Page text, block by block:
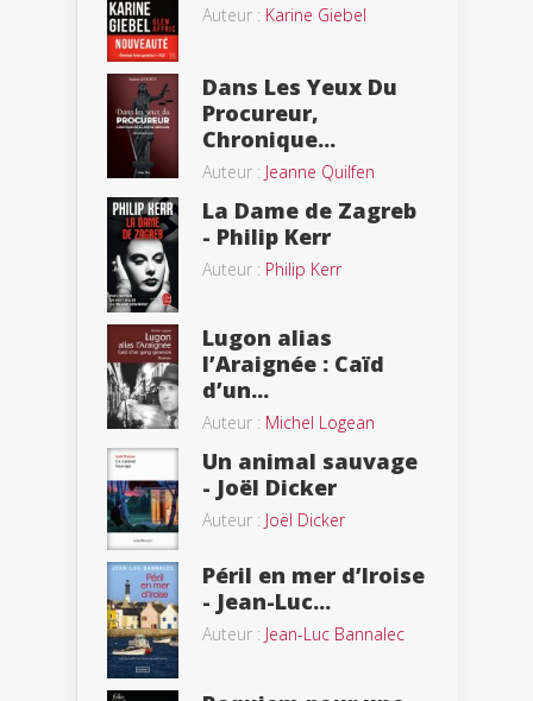
Auteur : Karine Giebel
Dans Les Yeux Du
Procureur,
Chronique...
Auteur : Jeanne Quilfen
La Dame de Zagreb
- Philip Kerr
Auteur : Philip Kerr
Lugon alias
l’Araignée : Caïd
d’un...
Auteur : Michel Logean
Un animal sauvage
- Joël Dicker
Auteur : Joël Dicker
Péril en mer d’Iroise
- Jean-Luc...
Auteur : Jean-Luc Bannalec